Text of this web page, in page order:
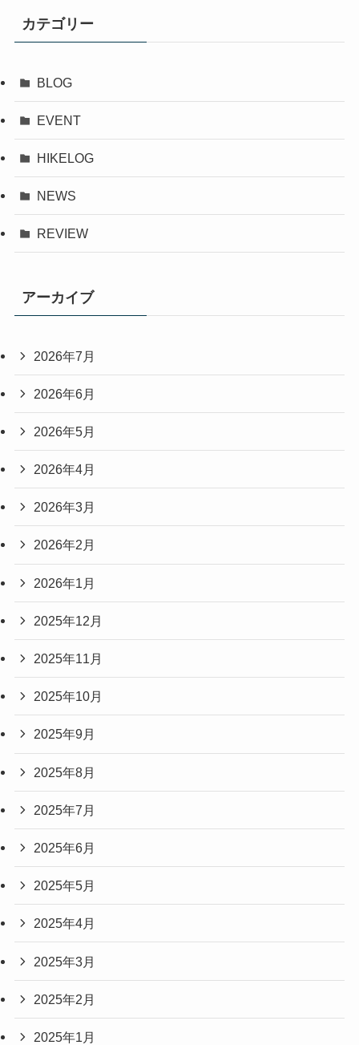
カテゴリー
BLOG
EVENT
HIKELOG
NEWS
REVIEW
アーカイブ
2026年7月
2026年6月
2026年5月
2026年4月
2026年3月
2026年2月
2026年1月
2025年12月
2025年11月
2025年10月
2025年9月
2025年8月
2025年7月
2025年6月
2025年5月
2025年4月
2025年3月
2025年2月
2025年1月